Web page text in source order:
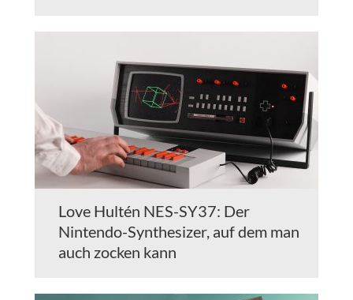
Love Hultén NES-SY37: Der
Nintendo-Synthesizer, auf dem man
auch zocken kann